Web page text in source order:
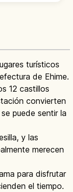
turísticos
de Ehime.
12 castillos
convierten
puede sentir la
y las
merecen
para disfrutar
el tiempo.